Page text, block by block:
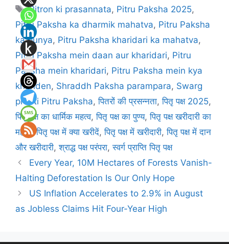
Tags
Pitron ki prasannata, Pitru Paksha 2025,
Pitru Paksha ka dharmik mahatva, Pitru Paksha
ka punya, Pitru Paksha kharidari ka mahatva,
Pitru Paksha mein daan aur kharidari, Pitru
Paksha mein kharidari, Pitru Paksha mein kya
khariden, Shraddh Paksha parampara, Swarg
prapti Pitru Paksha,पितरों की प्रसन्नता,पितृ पक्ष 2025,
पितृ पक्ष का धार्मिक महत्व,पितृ पक्ष का पुण्य,पितृ पक्ष खरीदारी का
महत्व,पितृ पक्ष में क्या खरीदें,पितृ पक्ष में खरीदारी,पितृ पक्ष में दान
और खरीदारी,श्राद्ध पक्ष परंपरा,स्वर्ग प्राप्ति पितृ पक्ष
Every Year, 10M Hectares of Forests Vanish-
Halting Deforestation Is Our Only Hope
US Inflation Accelerates to 2.9% in August
as Jobless Claims Hit Four-Year High